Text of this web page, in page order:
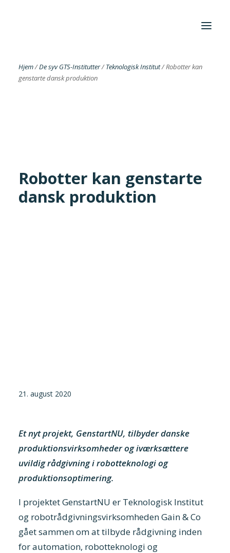
Foreningen
Search
Hjem/De syv GTS-Institutter/Teknologisk Institut/Robotter kan
genstarte dansk produktion
Robotter kan genstarte
dansk produktion
21. august 2020
Et nyt projekt, GenstartNU, tilbyder danske
produktionsvirksomheder og iværksættere
uvildig rådgivning i robotteknologi og
produktionsoptimering.
I projektet GenstartNU er Teknologisk Institut
og robotrådgivningsvirksomheden Gain & Co
gået sammen om at tilbyde rådgivning inden
for automation, robotteknologi og